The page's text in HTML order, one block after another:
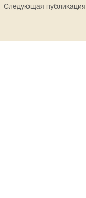
Следующая публикация